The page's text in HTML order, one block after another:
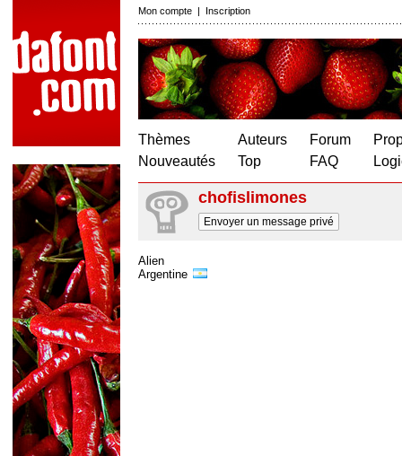
Mon compte | Inscription
Thèmes
Nouveautés
Auteurs
Top
Forum
FAQ
chofislimones
Envoyer un message privé
Alien
Argentine